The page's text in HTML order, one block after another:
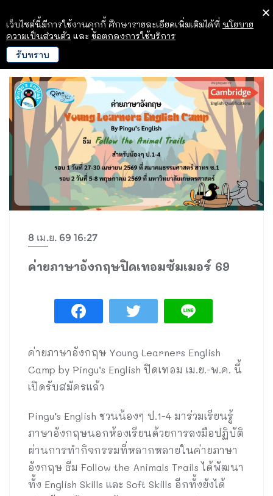
8 เม.ย. 69 16:27
ค่ายภาษาอังกฤษปิดเทอมซัมเมอร์ 69
ค่ายภาษาอังกฤษ Young Learners English
Camp by Pingu’s English ปิดเทอม เม.ย.-พ.ค. นี้
เปิดรับสมัครแล้ว
Pingu’s English ชวนน้องๆ ป.1-4 มาร่วมเรียนรู้
ภาษาอังกฤษนอกห้องเรียนด้วยการลงมือปฏิบัติ
ผ่านการทำกิจกรรมที่หลากหลายในค่ายภาษา
อังกฤษ ธีม Follow the Animals Trails ได้พัฒนา
ทั้ง English Skills และ Soft Skills อีกทั้งยังได้
เว็บไซต์นี้มีการใช้งานคุกกี้ ศึกษารายละเอียดเพิ่มเติมได้ที่ นโยบาย
ความเป็นส่วนตัว และ ข้อตกลงการใช้บริการ
รับทราบ